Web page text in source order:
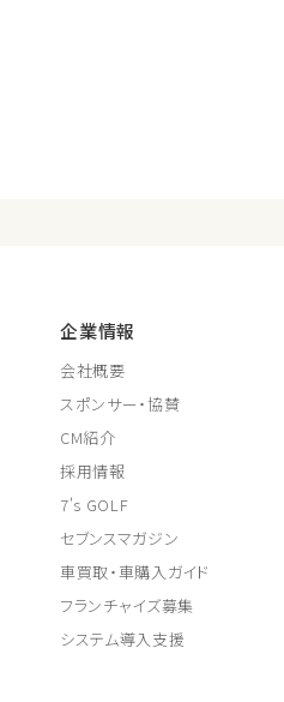
企業情報
会社概要
スポンサー・協賛
CM紹介
採用情報
7's GOLF
セブンスマガジン
車買取・車購入ガイド
フランチャイズ募集
システム導入支援